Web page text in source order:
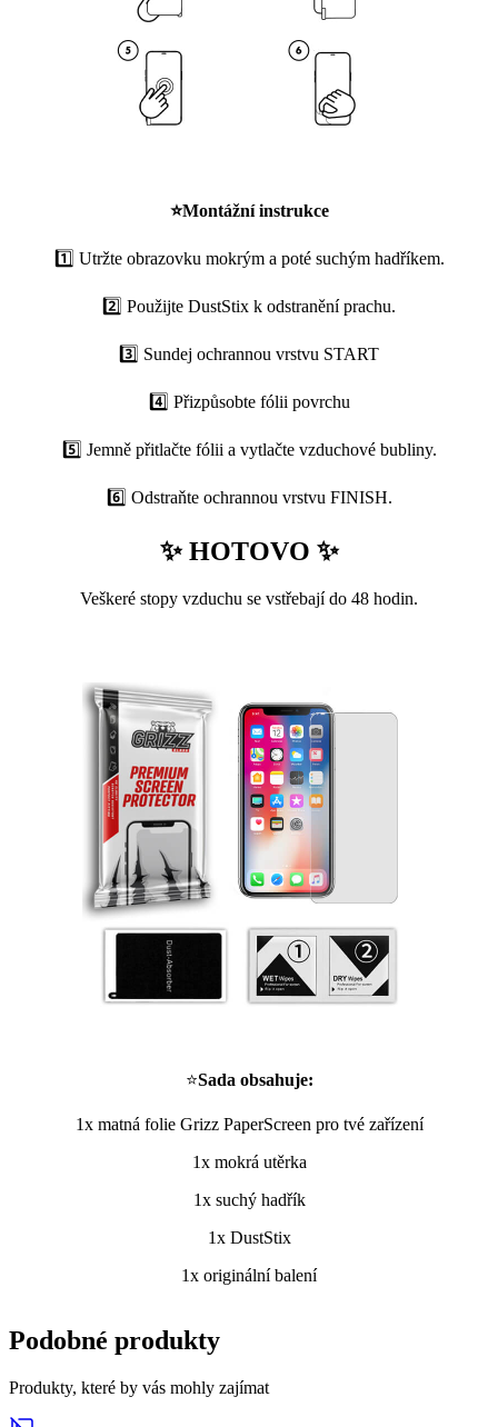
⭐Montážní instrukce
1️⃣ Utržte obrazovku mokrým a poté suchým hadříkem.
2️⃣ Použijte DustStix k odstranění prachu.
3️⃣ Sundej ochrannou vrstvu START
4️⃣ Přizpůsobte fólii povrchu
5️⃣ Jemně přitlačte fólii a vytlačte vzduchové bubliny.
6️⃣ Odstraňte ochrannou vrstvu FINISH.
✨ HOTOVO ✨
Veškeré stopy vzduchu se vstřebají do 48 hodin.
⭐Sada obsahuje:
1x matná folie Grizz PaperScreen pro tvé zařízení
1x mokrá utěrka
1x suchý hadřík
1x DustStix
1x originální balení
Podobné produkty
Produkty, které by vás mohly zajímat